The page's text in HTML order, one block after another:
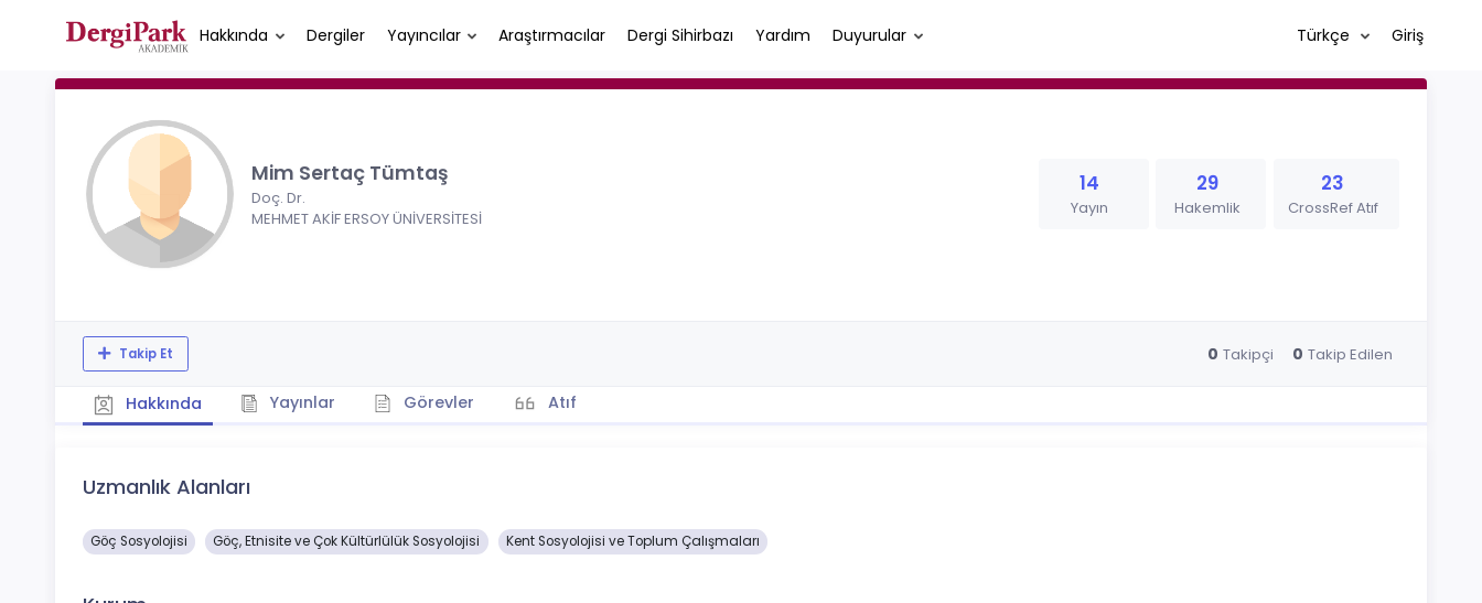
Hakkında Dergiler Yayıncılar Araştırmacılar Dergi Sihirbazı Yardım Duyurular Türkçe Giriş
Mim Sertaç Tümtaş
Doç. Dr.
MEHMET AKİF ERSOY ÜNİVERSİTESİ
14
Yayın
29
Hakemlik
23
CrossRef Atıf
Takip Et 0 Takipçi 0 Takip Edilen
Hakkında Yayınlar Görevler Atıf
Uzmanlık Alanları
Göç Sosyolojisi Göç, Etnisite ve Çok Kültürlülük Sosyolojisi Kent Sosyolojisi ve Toplum Çalışmaları